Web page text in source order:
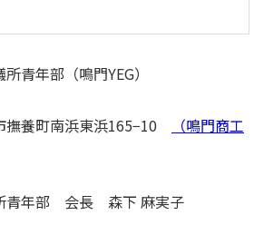
青年部（鳴門YEG）
撫養町南浜東浜165−10
（鳴門商工
青年部 会長 森下 麻実子